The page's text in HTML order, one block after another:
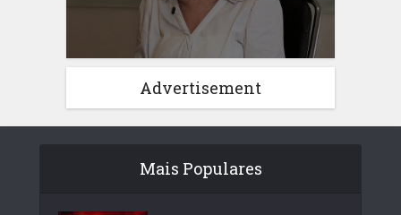
Advertisement
Mais Populares